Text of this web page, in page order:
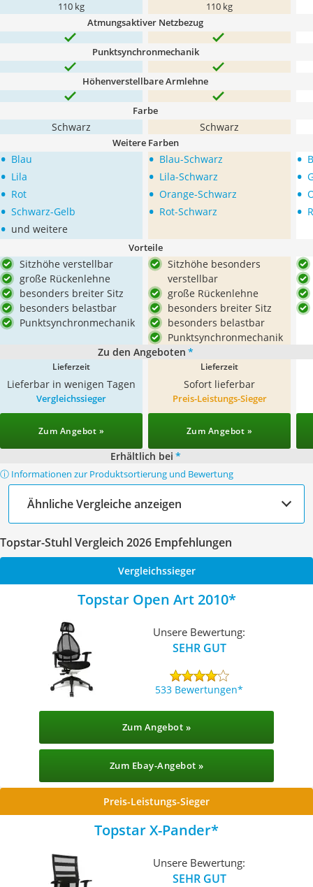
110 kg 110 kg
Atmungsaktiver Netzbezug
Punktsynchronmechanik
Höhenverstellbare Armlehne
Farbe
Schwarz Schwarz
Weitere Farben
• Blau
• Lila
• Rot
• Schwarz-Gelb
• und weitere
• Blau-Schwarz
• Lila-Schwarz
• Orange-Schwarz
• Rot-Schwarz
•
•
•
•
Vorteile
Sitzhöhe verstellbar
große Rückenlehne
besonders breiter Sitz
besonders belastbar
Punktsynchronmechanik
Sitzhöhe besonders
verstellbar
große Rückenlehne
besonders breiter Sitz
besonders belastbar
Punktsynchronmechanik
Zu den Angeboten *
Lieferzeit
Lieferbar in wenigen Tagen
Lieferzeit
Sofort lieferbar
Vergleichssieger
Zum Angebot »
Preis-Leistungs-Sieger
Zum Angebot »
Erhältlich bei *
ⓘ Informationen zur Produktsortierung und Bewertung
Ähnliche Vergleiche anzeigen
Topstar-Stuhl Vergleich 2026 Empfehlungen
Vergleichssieger
Topstar Open Art 2010
Unsere Bewertung:
SEHR GUT
533 Bewertungen
Zum Angebot »
Zum Ebay-Angebot »
Preis-Leistungs-Sieger
Topstar X-Pander
Unsere Bewertung:
SEHR GUT